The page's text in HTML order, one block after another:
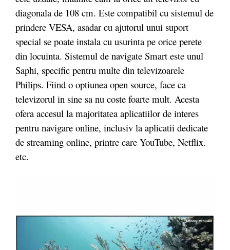
diagonala de 108 cm. Este compatibil cu sistemul de
prindere VESA, asadar cu ajutorul unui suport
special se poate instala cu usurinta pe orice perete
din locuinta. Sistemul de navigate Smart este unul
Saphi, specific pentru multe din televizoarele
Philips. Fiind o optiunea open source, face ca
televizorul in sine sa nu coste foarte mult. Acesta
ofera accesul la majoritatea aplicatiilor de interes
pentru navigare online, inclusiv la aplicatii dedicate
de streaming online, printre care YouTube, Netflix.
etc.